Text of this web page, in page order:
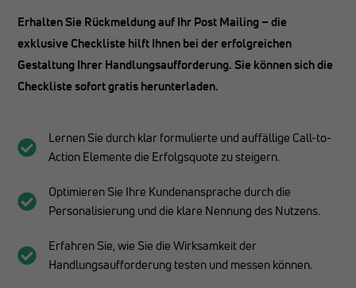
Erhalten Sie Rückmeldung auf Ihr Post Mailing – die
exklusive Checkliste hilft Ihnen bei der erfolgreichen
Gestaltung Ihrer Handlungsaufforderung. Sie können sich die
Checkliste sofort gratis herunterladen.
Lernen Sie durch klar formulierte und auffällige Call-to-
Action Elemente die Erfolgsquote zu steigern.
Optimieren Sie Ihre Kundenansprache durch die
Personalisierung und die klare Nennung des Nutzens.
Erfahren Sie, wie Sie die Wirksamkeit der
Handlungsaufforderung testen und messen können.